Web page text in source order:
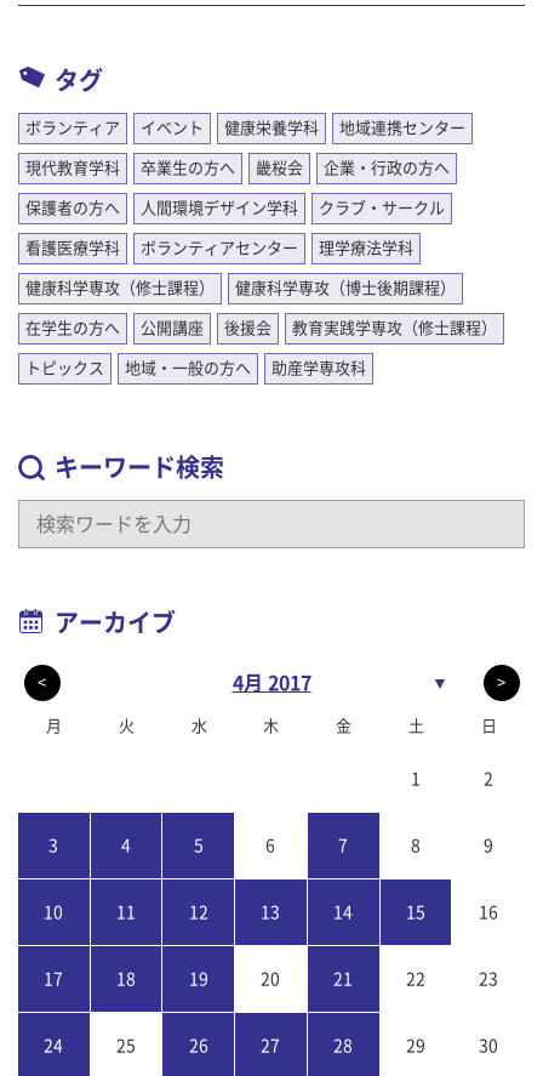
タグ
ボランティア イベント 健康栄養学科 地域連携センター
現代教育学科 卒業生の方へ 畿桜会 企業・行政の方へ
保護者の方へ 人間環境デザイン学科 クラブ・サークル
看護医療学科 ボランティアセンター 理学療法学科
健康科学専攻（修士課程） 健康科学専攻（博士後期課程）
在学生の方へ 公開講座 後援会 教育実践学専攻（修士課程）
トピックス 地域・一般の方へ 助産学専攻科
キーワード検索
アーカイブ
< 4月 2017 ▼ >
月 火 水 木 金 土 日
1 2
3 4 5 6 7 8 9
10 11 12 13 14 15 16
17 18 19 20 21 22 23
24 25 26 27 28 29 30